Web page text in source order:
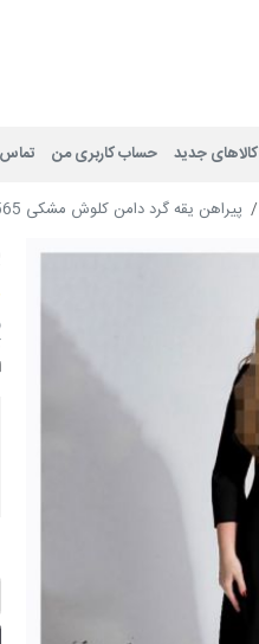
کالاهای جدید حساب کاربری من تماس
پیراهن یقه گرد دامن کلوش مشکی 8565